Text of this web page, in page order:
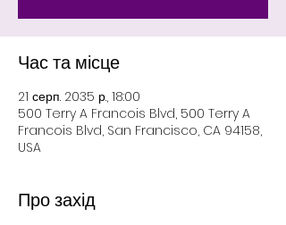
Час та місце
21 серп. 2035 р., 18:00
500 Terry A Francois Blvd, 500 Terry A
Francois Blvd, San Francisco, CA 94158,
USA
Про захід